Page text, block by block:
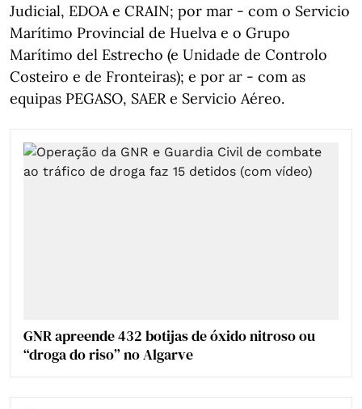
Judicial, EDOA e CRAIN; por mar - com o Servicio
Marítimo Provincial de Huelva e o Grupo
Marítimo del Estrecho (e Unidade de Controlo
Costeiro e de Fronteiras); e por ar - com as
equipas PEGASO, SAER e Servicio Aéreo.
GNR apreende 432 botijas de óxido nitroso ou
“droga do riso” no Algarve